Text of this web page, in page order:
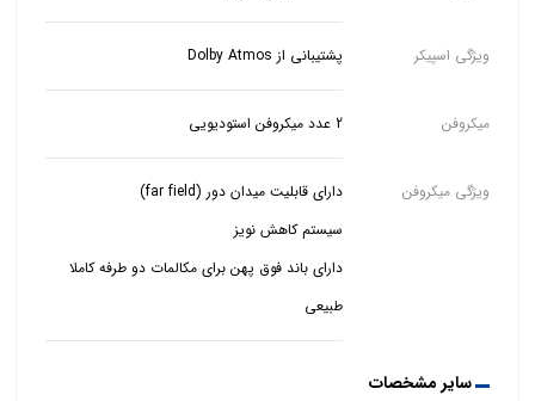
ویژگی اسپیکر پشتیبانی از Dolby Atmos
میکروفن 2 عدد میکروفن استودیویی
ویژگی میکروفن
دارای قابلیت میدان دور (far field)
سیستم کاهش نویز
دارای باند فوق پهن برای مکالمات دو طرفه کاملا
طبیعی
سایر مشخصات